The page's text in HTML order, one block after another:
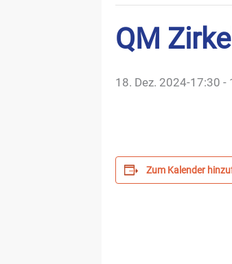
QM
18. Dez. 2024-17:30 -
Zum Kalender